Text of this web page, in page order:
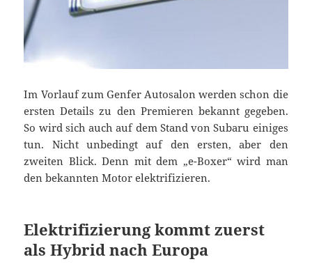
Im Vorlauf zum Genfer Autosalon werden schon die
ersten Details zu den Premieren bekannt gegeben.
So wird sich auch auf dem Stand von Subaru einiges
tun. Nicht unbedingt auf den ersten, aber den
zweiten Blick. Denn mit dem „e-Boxer“ wird man
den bekannten Motor elektrifizieren.
Elektrifizierung kommt zuerst
als Hybrid nach Europa